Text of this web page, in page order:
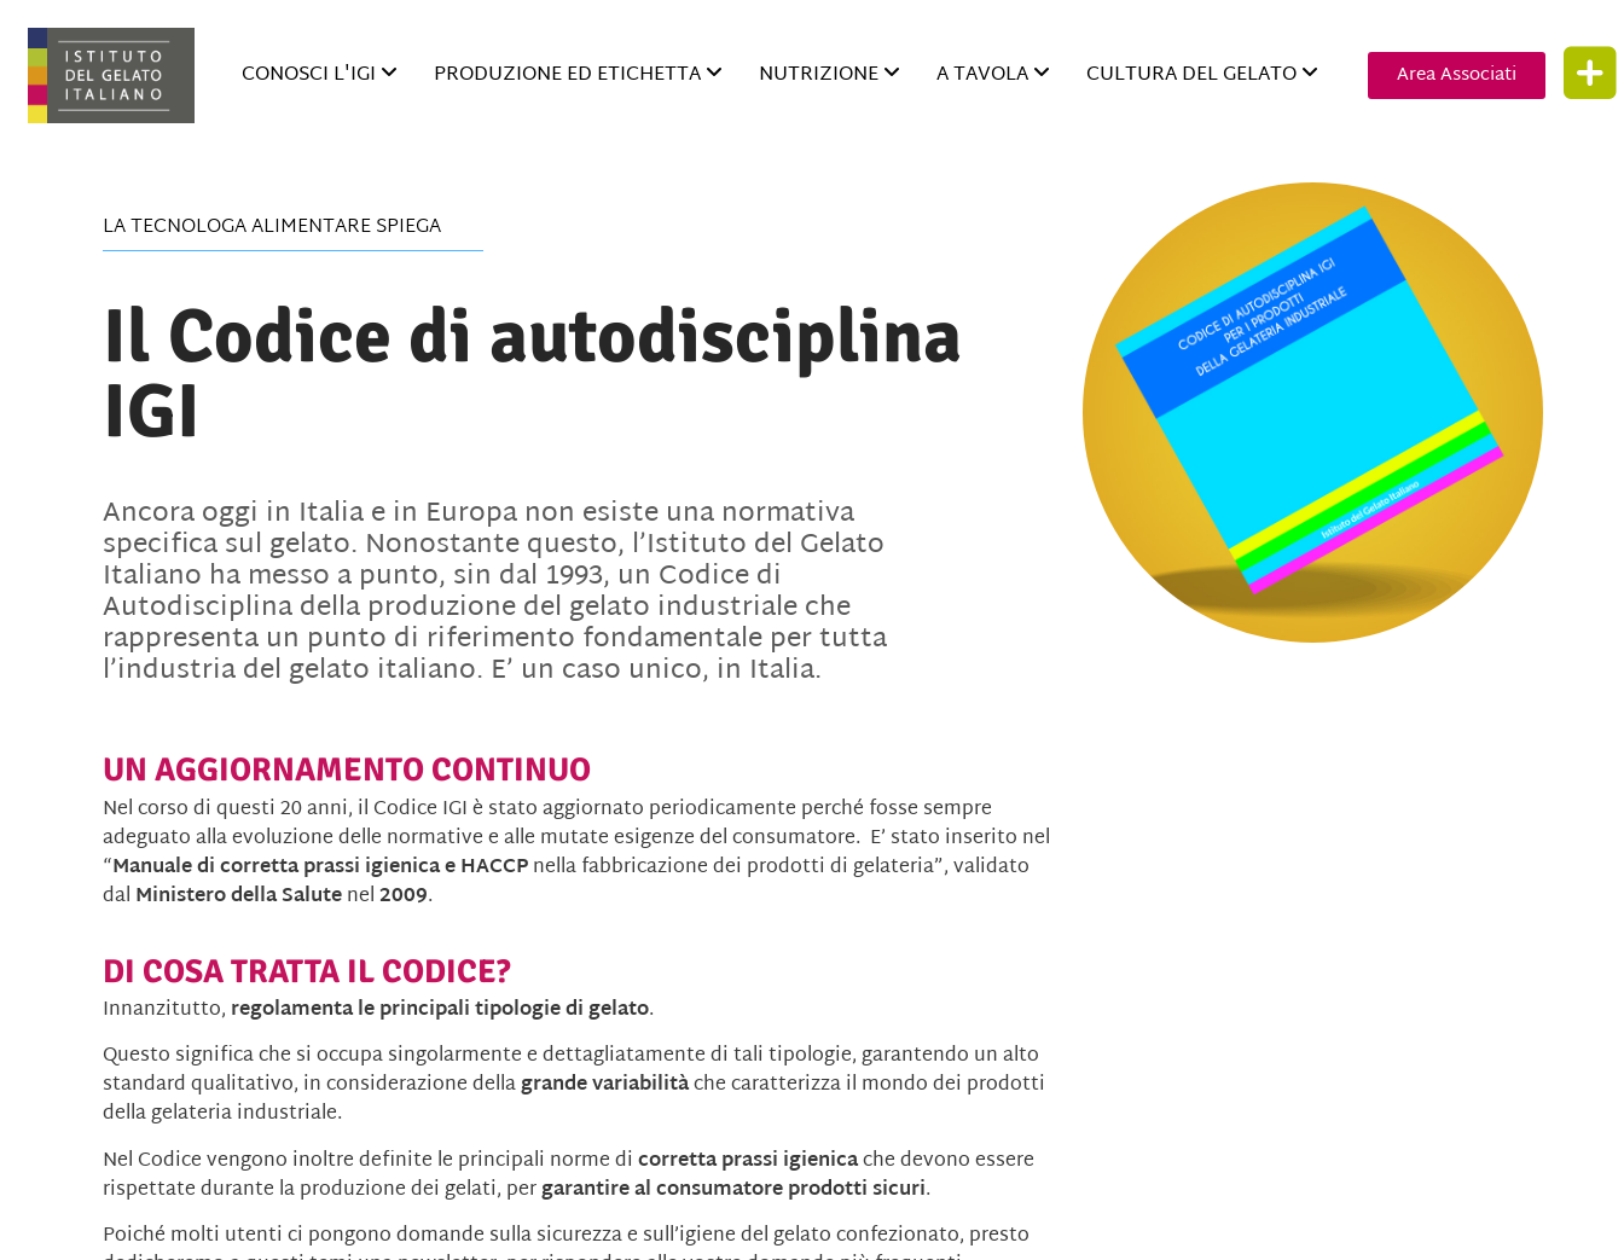
CONOSCI L'IGI PRODUZIONE ED ETICHETTA NUTRIZIONE A TAVOLA CULTURA DEL GELATO Area Associati
LA TECNOLOGA ALIMENTARE SPIEGA
Il Codice di autodisciplina
IGI
Ancora oggi in Italia e in Europa non esiste una normativa
specifica sul gelato. Nonostante questo, l’Istituto del Gelato
Italiano ha messo a punto, sin dal 1993, un Codice di
Autodisciplina della produzione del gelato industriale che
rappresenta un punto di riferimento fondamentale per tutta
l’industria del gelato italiano. E’ un caso unico, in Italia.
UN AGGIORNAMENTO CONTINUO
Nel corso di questi 20 anni, il Codice IGI è stato aggiornato periodicamente perché fosse sempre
adeguato alla evoluzione delle normative e alle mutate esigenze del consumatore. E’ stato inserito nel
“Manuale di correttaprassi igienica e HACCPnella fabbricazione dei prodotti di gelateria”, validato
dal Ministero della Salutenel 2009.
DI COSA TRATTA IL CODICE?
Innanzitutto, regolamenta le principali tipologie di gelato.
Questo significa che si occupa singolarmente e dettagliatamente di tali tipologie, garantendo un alto
standard qualitativo, in considerazione dellagrande variabilitàche caratterizza il mondo dei prodotti
della gelateria industriale.
Nel Codice vengono inoltre definite le principali norme dicorretta prassi igienicache devono essere
rispettate durante la produzione dei gelati, pergarantire al consumatore prodotti sicuri.
Poiché molti utenti ci pongono domande sulla sicurezza e sull’igiene del gelato confezionato, presto